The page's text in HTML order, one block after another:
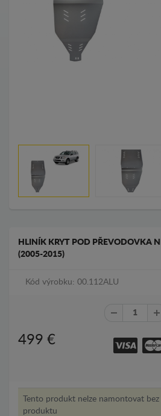
HLINÍK KRYT POD PŘEVODOVKA
(2005-2015)
Kód výrobku: 00.112ALU
499 €
Tento produkt nelze namontovat
produktu